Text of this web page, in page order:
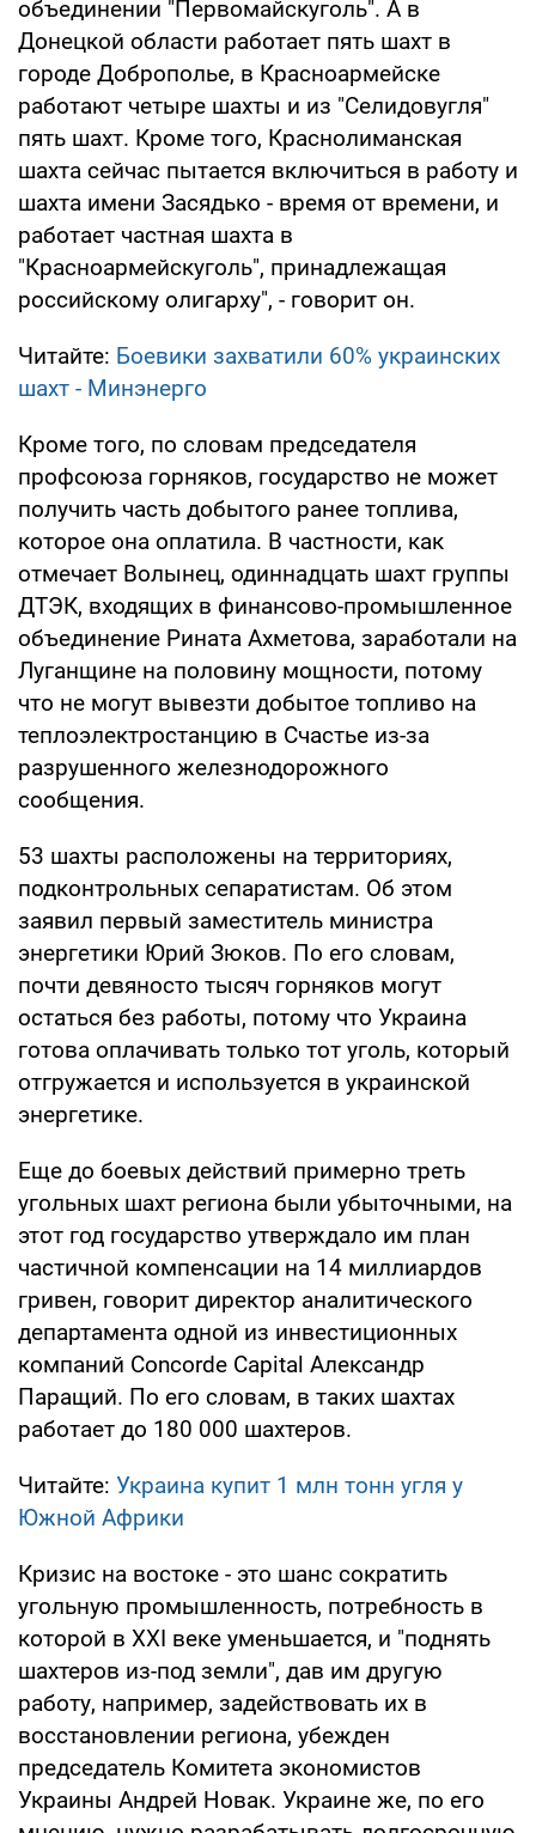
объединении "Первомайскуголь". А в
Донецкой области работает пять шахт в
городе Доброполье, в Красноармейске
работают четыре шахты и из "Селидовугля"
пять шахт. Кроме того, Краснолиманская
шахта сейчас пытается включиться в работу и
шахта имени Засядько - время от времени, и
работает частная шахта в
"Красноармейскуголь", принадлежащая
российскому олигарху", - говорит он.
Читайте: Боевики захватили 60% украинских
шахт - Минэнерго
Кроме того, по словам председателя
профсоюза горняков, государство не может
получить часть добытого ранее топлива,
которое она оплатила. В частности, как
отмечает Волынец, одиннадцать шахт группы
ДТЭК, входящих в финансово-промышленное
объединение Рината Ахметова, заработали на
Луганщине на половину мощности, потому
что не могут вывезти добытое топливо на
теплоэлектростанцию в Счастье из-за
разрушенного железнодорожного
сообщения.
53 шахты расположены на территориях,
подконтрольных сепаратистам. Об этом
заявил первый заместитель министра
энергетики Юрий Зюков. По его словам,
почти девяносто тысяч горняков могут
остаться без работы, потому что Украина
готова оплачивать только тот уголь, который
отгружается и используется в украинской
энергетике.
Еще до боевых действий примерно треть
угольных шахт региона были убыточными, на
этот год государство утверждало им план
частичной компенсации на 14 миллиардов
гривен, говорит директор аналитического
департамента одной из инвестиционных
компаний Concorde Capital Александр
Паращий. По его словам, в таких шахтах
работает до 180 000 шахтеров.
Читайте: Украина купит 1 млн тонн угля у
Южной Африки
Кризис на востоке - это шанс сократить
угольную промышленность, потребность в
которой в XXI веке уменьшается, и "поднять
шахтеров из-под земли", дав им другую
работу, например, задействовать их в
восстановлении региона, убежден
председатель Комитета экономистов
Украины Андрей Новак. Украине же, по его